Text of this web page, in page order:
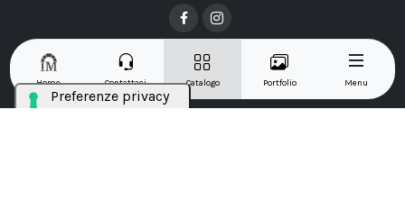
Home Contattaci Catalogo Portfolio Menu